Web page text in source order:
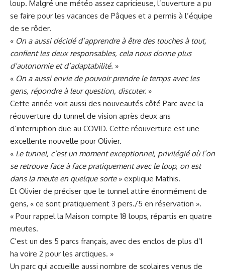
loup. Malgré une météo assez capricieuse, l’ouverture a pu
se faire pour les vacances de Pâques et a permis à l’équipe
de se rôder.
« On a aussi décidé d’apprendre à être des touches à tout,
confient les deux responsables, cela nous donne plus
d’autonomie et d’adaptabilité. »
« On a aussi envie de pouvoir prendre le temps avec les
gens, répondre à leur question, discuter. »
Cette année voit aussi des nouveautés côté Parc avec la
réouverture du tunnel de vision après deux ans
d’interruption due au COVID. Cette réouverture est une
excellente nouvelle pour Olivier.
« Le tunnel, c’est un moment exceptionnel, privilégié où l’on
se retrouve face à face pratiquement avec le loup, on est
dans la meute en quelque sorte» explique Mathis.
Et Olivier de préciser que le tunnel attire énormément de
gens, « ce sont pratiquement 3 pers./5 en réservation ».
« Pour rappel la Maison compte 18 loups, répartis en quatre
meutes.
C’est un des 5 parcs français, avec des enclos de plus d’1
ha voire 2 pour les arctiques. »
Un parc qui accueille aussi nombre de scolaires venus de